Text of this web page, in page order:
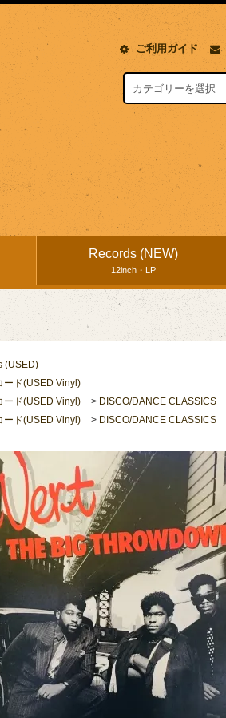
ご利用ガイド
Records (NEW)
12inch・LP
(USED)
ード(USED Vinyl)
ード(USED Vinyl) > DISCO/DANCE CLASSICS
ード(USED Vinyl) > DISCO/DANCE CLASSICS